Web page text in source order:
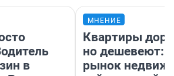
в
МНЕНИЕ
Квартиры
но дешевеют:
рынок